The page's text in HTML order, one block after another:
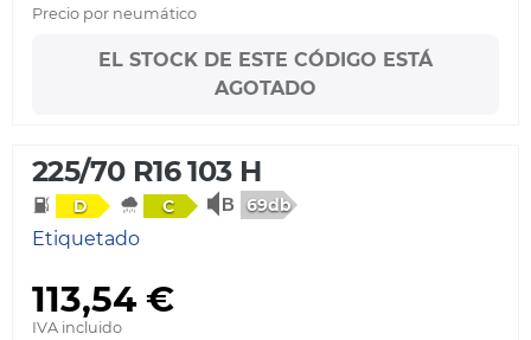
Precio por neumático
EL STOCK DE ESTE CÓDIGO ESTÁ
AGOTADO
225/70 R16 103 H
D C 69db
Etiquetado
113,54 €
IVA incluido